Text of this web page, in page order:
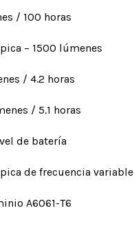
/ 100 horas
– 1500 lúmenes
/ 4.2 horas
/ 5.1 horas
de batería
de frecuencia variable
A6061-T6